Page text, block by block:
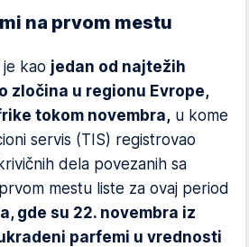
na prvom mestu
je kao jedan od najtežih
zločina u regionu Evrope,
tokom novembra, u kome
servis (TIS) registrovao
dela povezanih sa
mestu liste za ovaj period
gde su 22. novembra iz
parfemi u vrednosti